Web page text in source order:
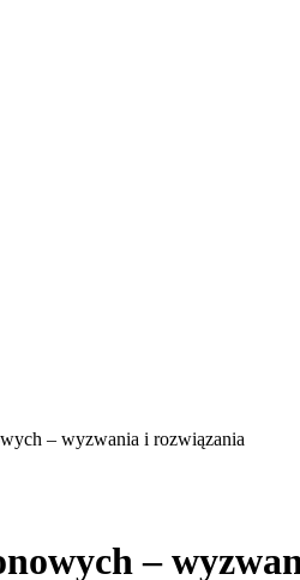
– wyzwania i rozwiązania
–